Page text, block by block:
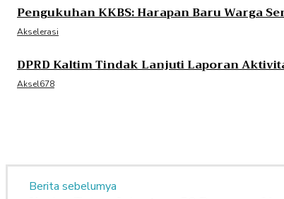
Pengukuhan KKBS: Harapan Baru Warga
Akselerasi
DPRD Kaltim Tindak Lanjuti Laporan
Aksel678
Berita sebelumya